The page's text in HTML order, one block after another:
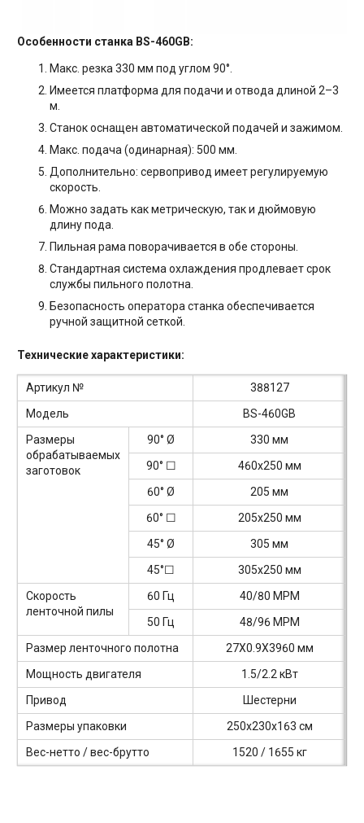
Особенности станка BS-460GB:
Макс. резка 330 мм под углом 90°.
Имеется платформа для подачи и отвода длиной 2–3
м.
Станок оснащен автоматической подачей и зажимом.
Макс. подача (одинарная): 500 мм.
Дополнительно: сервопривод имеет регулируемую
скорость.
Можно задать как метрическую, так и дюймовую
длину пода.
Пильная рама поворачивается в обе стороны.
Стандартная система охлаждения продлевает срок
службы пильного полотна.
Безопасность оператора станка обеспечивается
ручной защитной сеткой.
Технические характеристики:
Артикул №
388127
Модель
BS-460GB
Размеры
обрабатываемых
заготовок
90° Ø
330 мм
90° ☐
460x250 мм
60° Ø
205 мм
60° ☐
205x250 мм
45° Ø
305 мм
45°☐
305x250 мм
Скорость
ленточной пилы
60 Гц
40/80 MPM
50 Гц
48/96 MPM
Размер ленточного полотна
27X0.9X3960 мм
Мощность двигателя
1.5/2.2 кВт
Привод
Шестерни
Размеры упаковки
250x230x163 см
Вес-нетто / вес-брутто
1520 / 1655 кг